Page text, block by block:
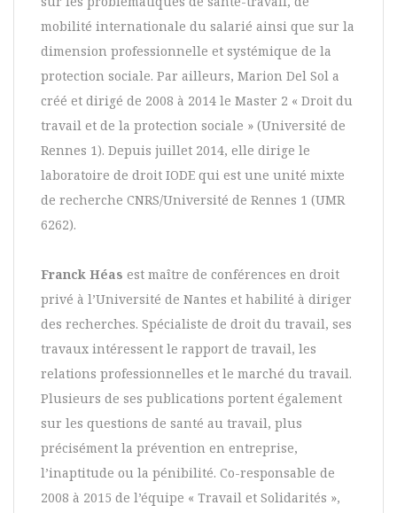
mobilité internationale du salarié ainsi que sur la
dimension professionnelle et systémique de la
protection sociale. Par ailleurs, Marion Del Sol a
créé et dirigé de 2008 à 2014 le Master 2 « Droit du
travail et de la protection sociale » (Université de
Rennes 1). Depuis juillet 2014, elle dirige le
laboratoire de droit IODE qui est une unité mixte
de recherche CNRS/Université de Rennes 1 (UMR
6262).
Franck Héas est maître de conférences en droit
privé à l’Université de Nantes et habilité à diriger
des recherches. Spécialiste de droit du travail, ses
travaux intéressent le rapport de travail, les
relations professionnelles et le marché du travail.
Plusieurs de ses publications portent également
sur les questions de santé au travail, plus
précisément la prévention en entreprise,
l’inaptitude ou la pénibilité. Co-responsable de
2008 à 2015 de l’équipe « Travail et Solidarités »,